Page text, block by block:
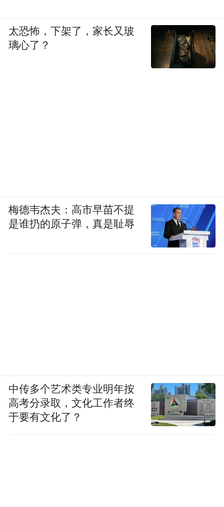
太恐怖，下架了，家长又玻
璃心了？
梅德韦杰夫：高市早苗不提
是谁扔的原子弹，真是耻辱
中传多个艺术类专业明年按
高考分录取，文化工作者终
于要有文化了？